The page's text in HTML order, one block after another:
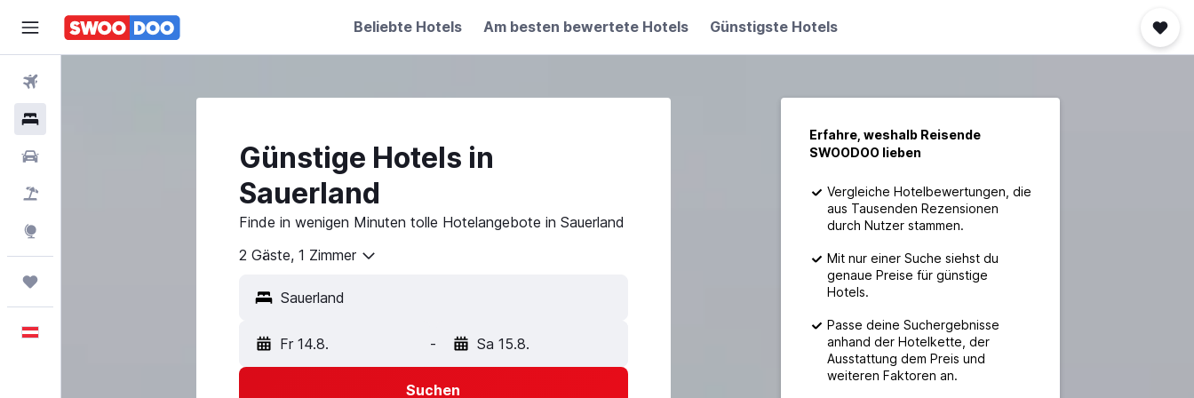
Beliebte Hotels Am besten bewertete Hotels Günstigste Hotels
Günstige Hotels in
Sauerland
Finde in wenigen Minuten tolle Hotelangebote in Sauerland
2 Gäste, 1 Zimmer
Fr 14.8. - Sa 15.8.
Suchen
Erfahre, weshalb Reisende
SWOODOO lieben
Vergleiche Hotelbewertungen, die
aus Tausenden Rezensionen
durch Nutzer stammen.
Mit nur einer Suche siehst du
genaue Preise für günstige
Hotels.
Passe deine Suchergebnisse
anhand der Hotelkette, der
Ausstattung dem Preis und
weiteren Faktoren an.